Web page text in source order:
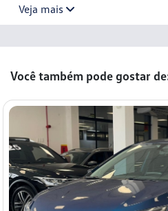
Veja mais
Você também pode gostar